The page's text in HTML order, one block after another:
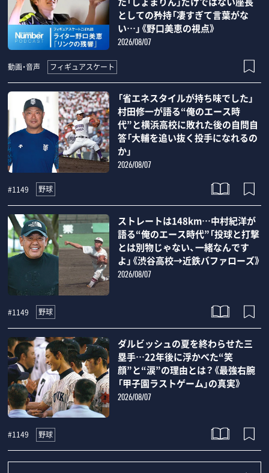
としての矜持「凄すぎて言葉がな
い…」《野口美恵の視点》
2026/08/07
動画・音声 フィギュアスケート
「省エネスタイルが持ち味でした」
村田修一が語る“俺のエース時
代”と横浜高校に敗れた後の自問自
答「大輔を追い抜く投手になれるの
か」
2026/08/07
#1149 野球
ストレートは148km…中村紀洋が
語る“俺のエース時代”「投球と打撃
とは別物じゃない、一緒なんです
よ」《渋谷高校→近鉄バファローズ》
2026/08/07
#1149 野球
ダルビッシュの夏を終わらせた三
塁手…22年後に浮かべた“笑
顔”と“涙”の理由とは？《最強右腕
「甲子園ラストゲーム」の真実》
2026/08/07
#1149 野球